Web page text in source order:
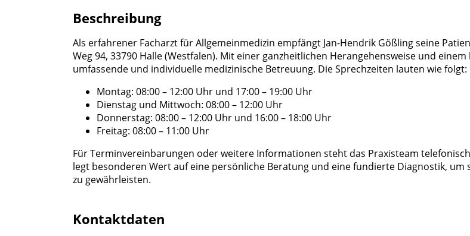
Beschreibung
Als erfahrener Facharzt für Allgemeinmedizin empfängt Jan-Hendrik Gößling seine
Weg 94, 33790 Halle (Westfalen). Mit einer ganzheitlichen Herangehensweise und
umfassende und individuelle medizinische Betreuung. Die Sprechzeiten lauten wie folgt:
Montag: 08:00 – 12:00 Uhr und 17:00 – 19:00 Uhr
Dienstag und Mittwoch: 08:00 – 12:00 Uhr
Donnerstag: 08:00 – 12:00 Uhr und 16:00 – 18:00 Uhr
Freitag: 08:00 – 11:00 Uhr
Für Terminvereinbarungen oder weitere Informationen steht das Praxisteam
legt besonderen Wert auf eine persönliche Beratung und eine fundierte Diagnostik,
zu gewährleisten.
Kontaktdaten